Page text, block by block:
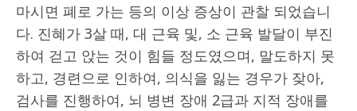
마시면 폐로 가는 등의 이상 증상이 관찰 되었습니
다. 진혜가 3살 때, 대 근육 및, 소 근육 발달이 부진
하여 걷고 앉는 것이 힘들 정도였으며, 말도하지 못
하고, 경련으로 인하여, 의식을 잃는 경우가 잦아,
검사를 진행하여, 뇌 병변 장애 2급과 지적 장애를